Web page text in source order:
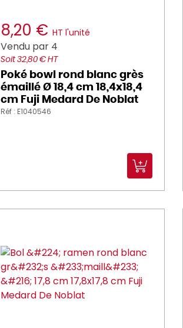
8,20 € HT l'unité
Vendu par 4
Soit 32,80 € HT
Poké bowl rond blanc grès
émaillé Ø 18,4 cm 18,4x18,4
cm Fuji Medard De Noblat
Réf : E1040546